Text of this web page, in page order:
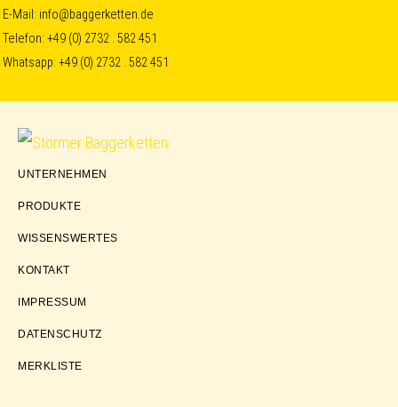
Skip
to
primary
navigation
Skip
to
content
Skip
to
E-Mail: info@baggerketten.de
Telefon:+49 (0) 2732 . 582 451
Whatsapp:+49 (0) 2732 . 582 451
Störmer
UNTERNEHMEN
PRODUKTE
WISSENSWERTES
KONTAKT
IMPRESSUM
DATENSCHUTZ
MERKLISTE